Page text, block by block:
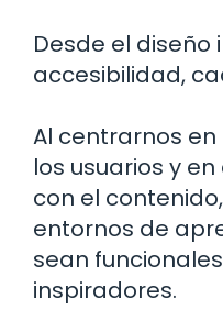
Desde el diseño
accesibilidad,
Al centrarnos
los usuarios y
con el
entornos de
sean
inspiradores.